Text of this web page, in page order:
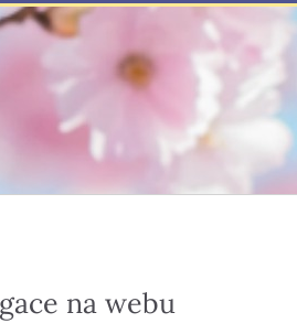
na webu